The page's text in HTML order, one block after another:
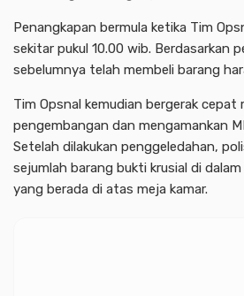
Penangkapan bermula ketika Tim
sekitar pukul 10.00 wib. Berdasarkan
sebelumnya telah membeli barang
Tim Opsnal kemudian bergerak cepat
pengembangan dan mengamankan
Setelah dilakukan penggeledahan,
sejumlah barang bukti krusial di
yang berada di atas meja kamar.